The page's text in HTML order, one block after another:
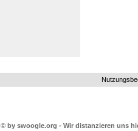
© by swoogle.org - Wir distanzieren uns